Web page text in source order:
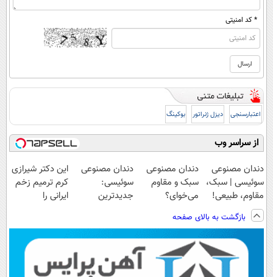
* کد امنیتی
اعتبارسنجی دیزل ژنراتور بوکینگ
از سراسر وب
دندان مصنوعی
سوئیسی | سبک،
مقاوم، طبیعی!
ویزیت
رایگان+پرداخت
اقساطی😍
دندان مصنوعی
سبک و مقاوم
می‌خوای؟
هم داریم!😍 |
📍تهران
دندان مصنوعی
سوئیسی:
جدیدترین
پرداخت قسطی
این دکتر شیرازی
کرم ترمیم زخم
ایرانی را
بازگشت به بالای صفحه